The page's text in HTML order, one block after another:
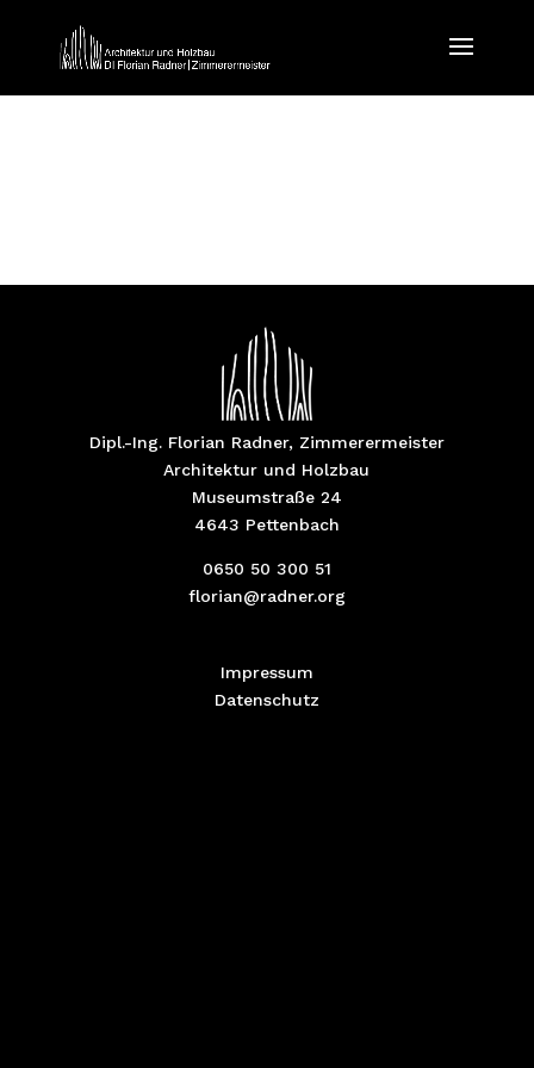
Dipl.-Ing. Florian Radner, Zimmerermeister
Architektur und Holzbau
Museumstraße 24
4643 Pettenbach
0650 50 300 51
florian@radner.org
Impressum
Datenschutz